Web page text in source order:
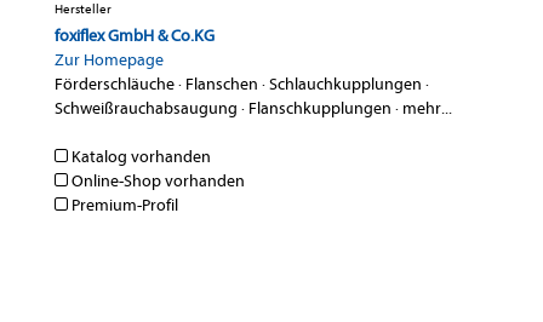
Hersteller
foxiflex GmbH & Co.KG
Zur Homepage
Förderschläuche· Flanschen ·Schlauchkupplungen ·
Schweißrauchabsaugung · Flanschkupplungen · mehr...
Katalog vorhanden
Online-Shop vorhanden
Premium-Profil